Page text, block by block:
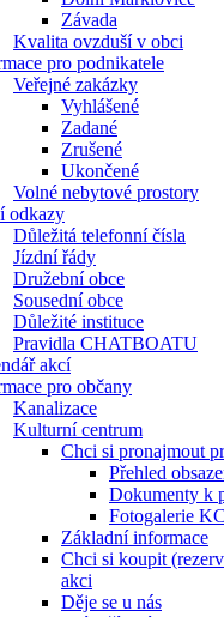
Závada
Kvalita ovzduší v obci
pro podnikatele
Veřejné zakázky
Vyhlášené
Zadané
Zrušené
Ukončené
Volné nebytové prostory
odkazy
Důležitá telefonní čísla
Jízdní řády
Družební obce
Sousední obce
Důležité instituce
Pravidla CHATBOATU
akcí
pro občany
Kanalizace
Kulturní centrum
Chci si pronajmout
Přehled
Dokumenty k
Fotogalerie KC
Základní informace
Chci si koupit
akci
Děje se u nás